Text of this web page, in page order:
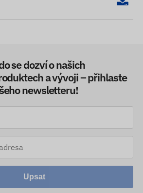
se dozví o našich
a vývoji – přihlaste
newsletteru!
Upsat